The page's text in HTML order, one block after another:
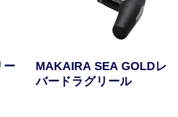
MAKAIRA SEA GOLDレ
バードラグリール